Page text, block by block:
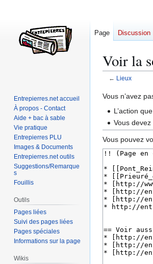
Voir la
← Lieux
Aller
navigation
Aller
recherche
Vous n’avez
L’action
Vous
Vous pouvez
Page Discussion
Entrepierres.net accueil
À propos - Contact
Aide + bac à sable
Vie pratique
Entrepierres PLU
Images & Documents
Entrepierres.net outils
Suggestions/Remarque
s
Fouillis
Outils
Pages liées
Suivi des pages liées
Pages spéciales
Informations sur la page
Wikis